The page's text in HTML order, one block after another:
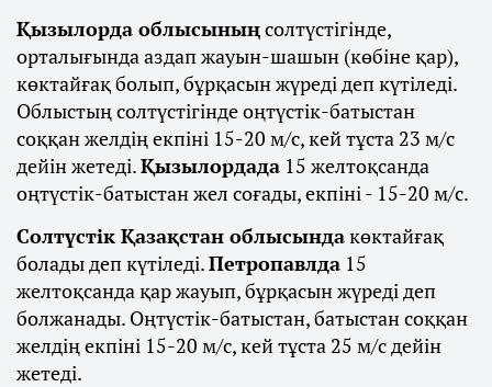
Қызылорда облысыныңсолтүстігінде,
орталығында аздап жауын-шашын (көбіне қар),
көктайғақ болып, бұрқасын жүреді деп күтіледі.
Облыстың солтүстігінде оңтүстік-батыстан
соққан желдің екпіні 15-20 м/с, кей тұста 23 м/с
дейін жетеді.Қызылордада 15 желтоқсанда
оңтүстік-батыстан жел соғады, екпіні - 15-20 м/с.
Солтүстік Қазақстан облысындакөктайғақ
болады деп күтіледі.Петропавлда 15
желтоқсанда қар жауып, бұрқасын жүреді деп
болжанады. Оңтүстік-батыстан, батыстан соққан
желдің екпіні 15-20 м/с, кей тұста 25 м/с дейін
жетеді.